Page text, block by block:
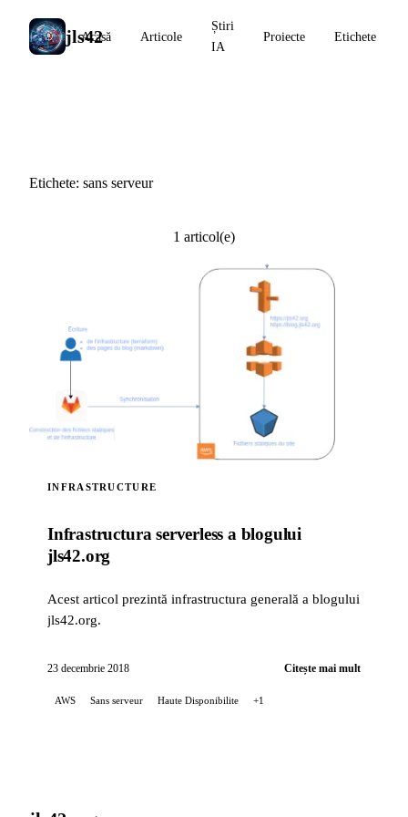
jls42
Acasă Articole
Știri
IA
Proiecte Etichete
Etichete: sans serveur
1 articol(e)
INFRASTRUCTURE
Infrastructura serverless a blogului
jls42.org
Acest articol prezintă infrastructura generală a blogului
jls42.org.
23 decembrie 2018 Citește mai mult
AWS Sans serveur Haute Disponibilite +1